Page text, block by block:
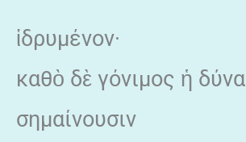
ἱδρυμένον·
καθὸ δὲ γόνιμος ἡ
σημαίνουσιν